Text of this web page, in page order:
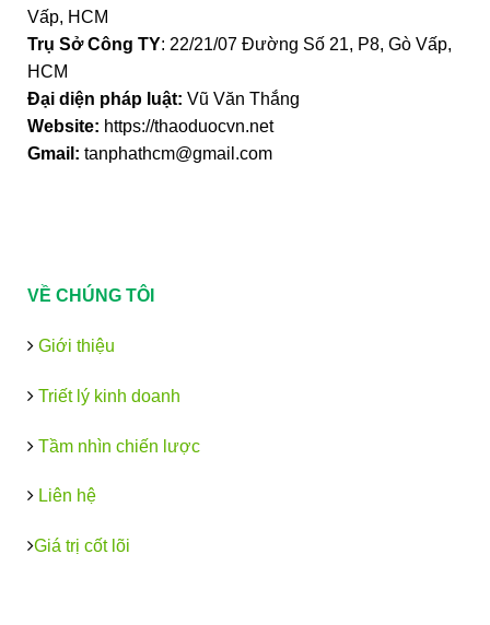
Vấp, HCM
Trụ Sở Công TY: 22/21/07 Đường Số 21, P8, Gò Vấp,
HCM
Đại diện pháp luật: Vũ Văn Thắng
Website: https://thaoduocvn.net
Gmail: tanphathcm@gmail.com
VỀ CHÚNG TÔI
Giới thiệu
Triết lý kinh doanh
Tầm nhìn chiến lược
Liên hệ
Giá trị cốt lõi